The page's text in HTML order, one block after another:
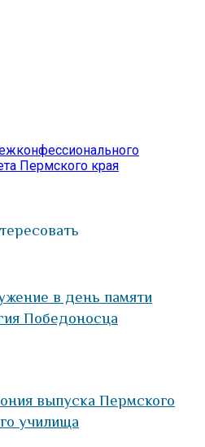
Пермского края
в день памяти
Победоносца
выпуска Пермского
училища